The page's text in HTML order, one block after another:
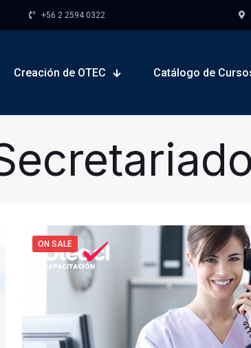
+56 2 2594 0322
Creación de OTEC Catálogo de
ON SALE